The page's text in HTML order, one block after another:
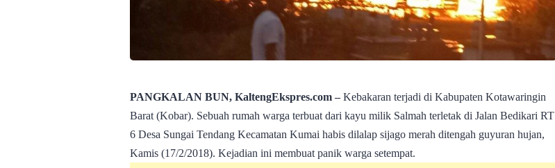
PANGKALAN BUN, KaltengEkspres.com –Kebakaran terjadi di Kabupaten Kotawaringin
Barat (Kobar). Sebuah rumah warga terbuat dari kayu milik Salmah terletak di Jalan Bedikari RT
6 Desa Sungai Tendang Kecamatan Kumai habis dilalap sijago merah ditengah guyuran hujan,
Kamis (17/2/2018). Kejadian ini membuat panik warga setempat.